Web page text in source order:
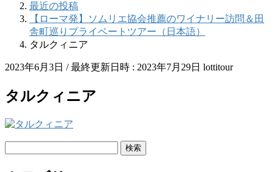
最近の投稿
【ローマ発】ソムリエ協会推薦のワイナリー訪問＆田
舎町巡りプライベートツアー（日本語）
タルクィニア
2023年6月3日 / 最終更新日時 : 2023年7月29日 lottitour
タルクィニア